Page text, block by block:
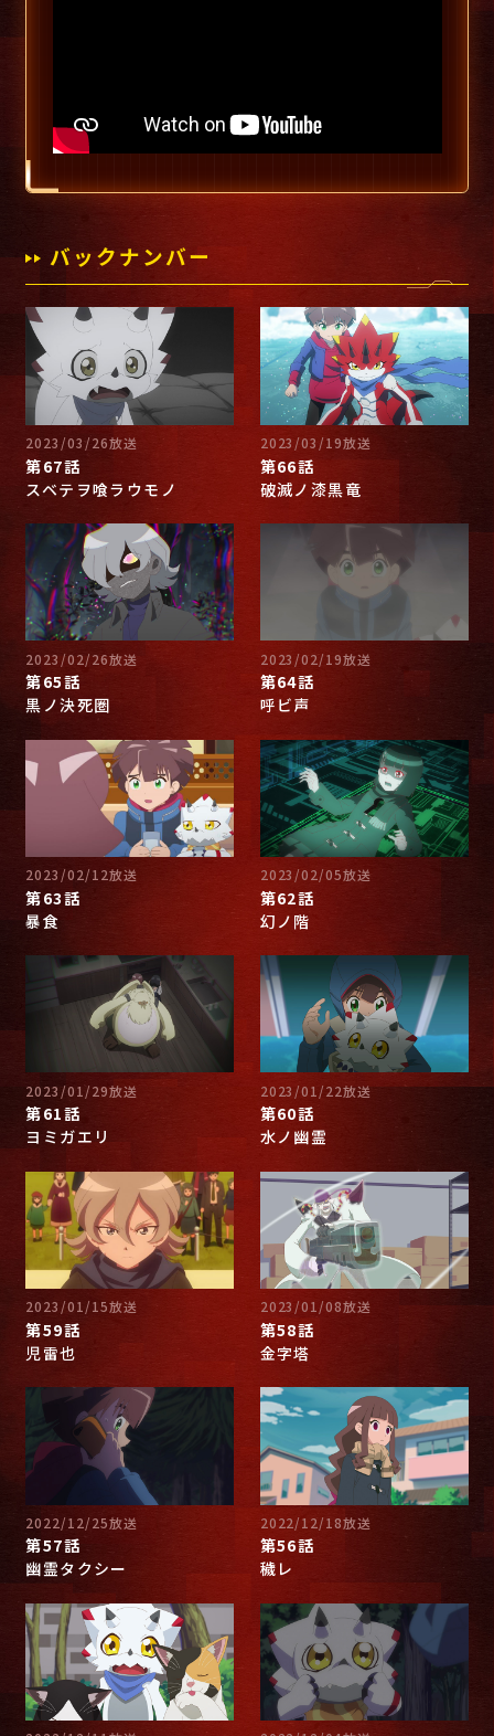
バックナンバー
2023/03/26放送
第67話
スベテヲ喰ラウモノ
2023/03/19放送
第66話
破滅ノ漆黒竜
2023/02/26放送
第65話
黒ノ決死圏
2023/02/19放送
第64話
呼ビ声
2023/02/12放送
第63話
暴食
2023/02/05放送
第62話
幻ノ階
2023/01/29放送
第61話
ヨミガエリ
2023/01/22放送
第60話
水ノ幽霊
2023/01/15放送
第59話
児雷也
2023/01/08放送
第58話
金字塔
2022/12/25放送
第57話
幽霊タクシー
2022/12/18放送
第56話
穢レ